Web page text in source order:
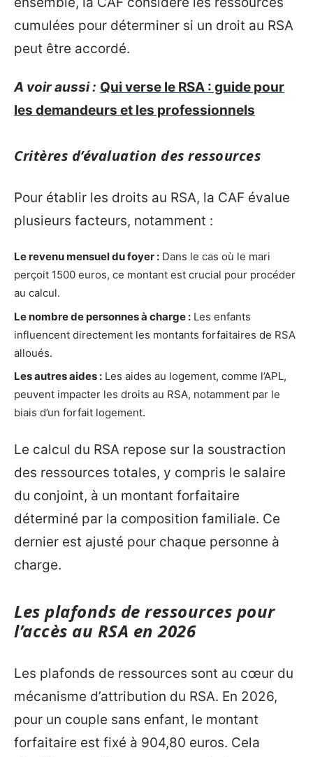
cumulées pour déterminer si un droit au RSA
peut être accordé.
A voir aussi : Qui verse le RSA : guide pour
les demandeurs et les professionnels
Critères d’évaluation des ressources
Pour établir les droits au RSA, la CAF évalue
plusieurs facteurs, notamment :
Le revenu mensuel du foyer : Dans le cas où le mari
perçoit 1500 euros, ce montant est crucial pour procéder
au calcul.
Le nombre de personnes à charge : Les enfants
influencent directement les montants forfaitaires de RSA
alloués.
Les autres aides : Les aides au logement, comme l’APL,
peuvent impacter les droits au RSA, notamment par le
biais d’un forfait logement.
Le calcul du RSA repose sur la soustraction
des ressources totales, y compris le salaire
du conjoint, à un montant forfaitaire
déterminé par la composition familiale. Ce
dernier est ajusté pour chaque personne à
charge.
Les plafonds de ressources pour
l’accès au RSA en 2026
Les plafonds de ressources sont au cœur du
mécanisme d’attribution du RSA. En 2026,
pour un couple sans enfant, le montant
forfaitaire est fixé à 904,80 euros. Cela